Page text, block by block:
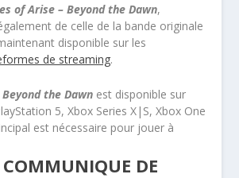
of Arise – Beyond the Dawn,
de celle de la bande originale
disponible sur les
de streaming.
the Dawn est disponible sur
5, Xbox Series X|S, Xbox One
est nécessaire pour jouer à
COMMUNIQUE DE